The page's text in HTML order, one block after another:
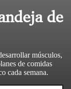
de
músculos,
de comidas
cada semana.